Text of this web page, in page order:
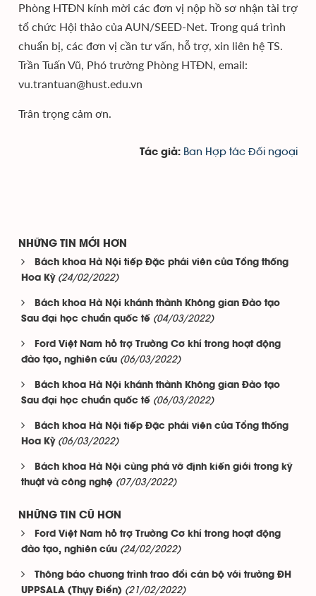
Phòng HTĐN kính mời các đơn vị nộp hồ sơ nhận tài trợ
tổ chức Hội thảo của AUN/SEED-Net. Trong quá trình
chuẩn bị, các đơn vị cần tư vấn, hỗ trợ, xin liên hệ TS.
Trần Tuấn Vũ, Phó trưởng Phòng HTĐN, email:
vu.trantuan@hust.edu.vn
Trân trọng cảm ơn.
Tác giả: Ban Hợp tác Đối ngoại
NHỮNG TIN MỚI HƠN
Bách khoa Hà Nội tiếp Đặc phái viên của Tổng thống
Hoa Kỳ (24/02/2022)
Bách khoa Hà Nội khánh thành Không gian Đào tạo
Sau đại học chuẩn quốc tế (04/03/2022)
Ford Việt Nam hỗ trợ Trường Cơ khí trong hoạt động
đào tạo, nghiên cứu (06/03/2022)
Bách khoa Hà Nội khánh thành Không gian Đào tạo
Sau đại học chuẩn quốc tế (06/03/2022)
Bách khoa Hà Nội tiếp Đặc phái viên của Tổng thống
Hoa Kỳ (06/03/2022)
Bách khoa Hà Nội cùng phá vỡ định kiến giới trong kỹ
thuật và công nghệ (07/03/2022)
NHỮNG TIN CŨ HƠN
Ford Việt Nam hỗ trợ Trường Cơ khí trong hoạt động
đào tạo, nghiên cứu (24/02/2022)
Thông báo chương trình trao đổi cán bộ với trường ĐH
UPPSALA (Thụy Điển) (21/02/2022)